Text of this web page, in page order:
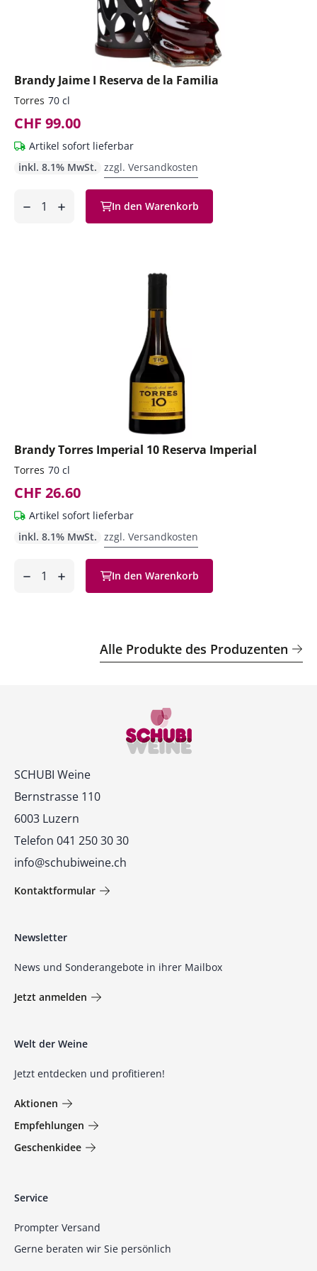
Brandy Jaime I Reserva de la Familia
Torres 70 cl
CHF 99.00
Artikel sofort lieferbar
inkl. 8.1% MwSt. zzgl. Versandkosten
hinzufügen
In den Warenkorb
Brandy Torres Imperial 10 Reserva Imperial
Torres 70 cl
CHF 26.60
Artikel sofort lieferbar
inkl. 8.1% MwSt. zzgl. Versandkosten
hinzufügen
In den Warenkorb
Alle Produkte des Produzenten
Kontakt
SCHUBI Weine
Bernstrasse 110
6003 Luzern
Telefon 041 250 30 30
info@schubiweine.ch
Kontaktformular
Newsletter
News und Sonderangebote in ihrer Mailbox
Jetzt anmelden
Welt der Weine
Jetzt entdecken und profitieren!
Aktionen
Empfehlungen
Geschenkidee
Service
Prompter Versand
Gerne beraten wir Sie persönlich